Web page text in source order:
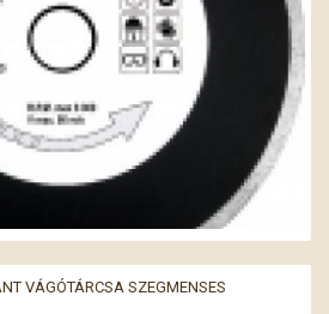
VÁGÓTÁRCSA SZEGMENSES